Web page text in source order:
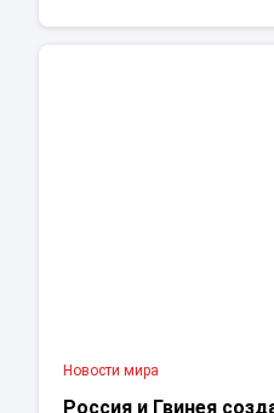
Новости мира
Россия и Гвинея